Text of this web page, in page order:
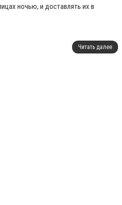
ночью, и доставлять их в
Читать далее